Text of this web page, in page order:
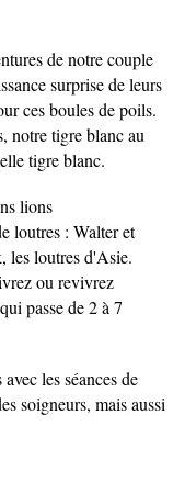
de notre couple
surprise de leurs
ces boules de poils.
notre tigre blanc au
tigre blanc.
lions
loutres : Walter et
les loutres d'Asie.
ou revivrez
passe de 2 à 7
les séances de
soigneurs, mais aussi